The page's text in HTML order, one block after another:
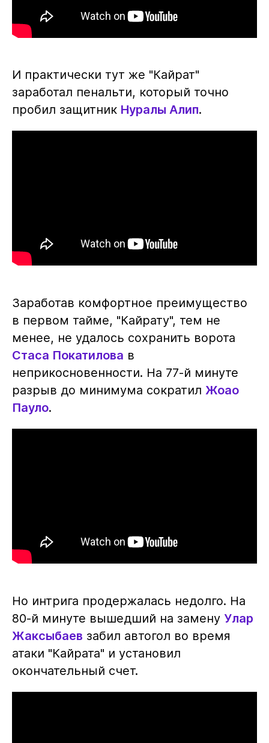
И практически тут же "Кайрат"
заработал пенальти, который точно
пробил защитник Нуралы Алип.
Заработав комфортное преимущество
в первом тайме, "Кайрату", тем не
менее, не удалось сохранить ворота
Стаса Покатилова в
неприкосновенности. На 77-й минуте
разрыв до минимума сократил Жоао
Пауло.
Но интрига продержалась недолго. На
80-й минуте вышедший на замену Улар
Жаксыбаев забил автогол во время
атаки "Кайрата" и установил
окончательный счет.